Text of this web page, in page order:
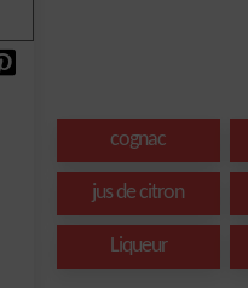
cognac
jus de citron
Liqueur